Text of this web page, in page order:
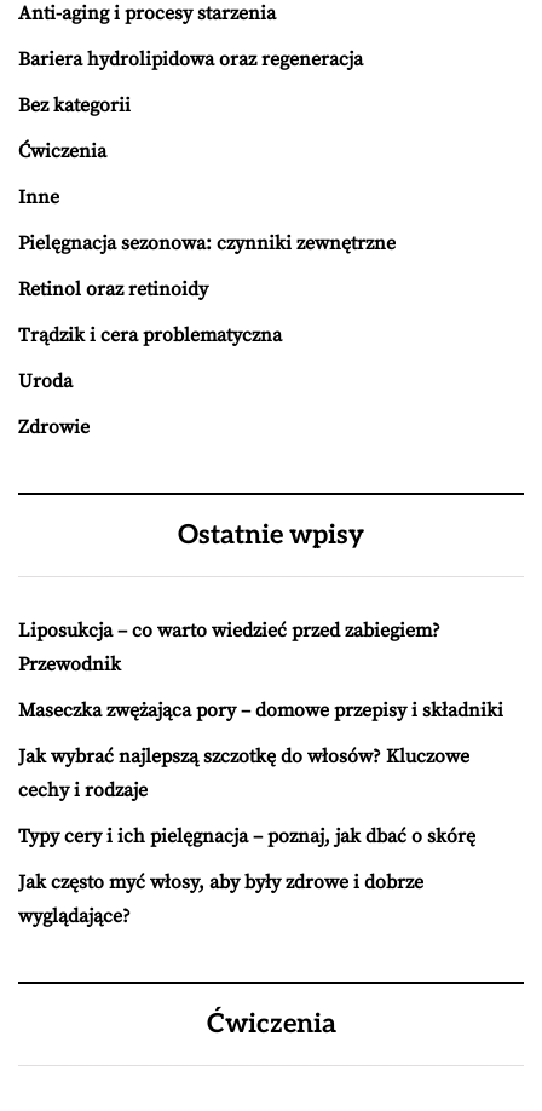
Anti-aging i procesy starzenia
Bariera hydrolipidowa oraz regeneracja
Bez kategorii
Ćwiczenia
Inne
Pielęgnacja sezonowa: czynniki zewnętrzne
Retinol oraz retinoidy
Trądzik i cera problematyczna
Uroda
Zdrowie
Ostatnie wpisy
Liposukcja – co warto wiedzieć przed zabiegiem?
Przewodnik
Maseczka zwężająca pory – domowe przepisy i składniki
Jak wybrać najlepszą szczotkę do włosów? Kluczowe
cechy i rodzaje
Typy cery i ich pielęgnacja – poznaj, jak dbać o skórę
Jak często myć włosy, aby były zdrowe i dobrze
wyglądające?
Ćwiczenia